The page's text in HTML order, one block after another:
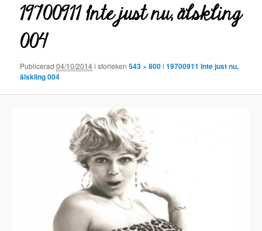
19700911 Inte just nu, älskling
004
Publicerad04/10/2014i storleken543 × 800i19700911 Inte just nu,
älskling 004